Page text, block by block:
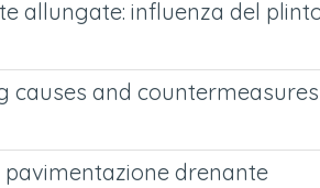
allungate: influenza del
causes and countermeasures
drenante